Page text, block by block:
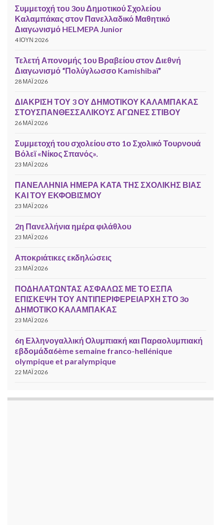
Συμμετοχή του 3ου Δημοτικού Σχολείου
Καλαμπάκας στον Πανελλαδικό Μαθητικό
Διαγωνισμό HELMEPA Junior
4 ΙΟΎΝ 2026
Τελετή Απονομής 1ου Βραβείου στον Διεθνή
Διαγωνισμό “Πολύγλωσσο Kamishibaï”
28 ΜΆΙ 2026
ΔΙΑΚΡΙΣΗ ΤΟΥ 3 ΟΥ ΔΗΜΟΤΙΚΟΥ ΚΑΛΑΜΠΑΚΑΣ
ΣΤΟΥΣΠΑΝΘΕΣΣΑΛΙΚΟΥΣ ΑΓΩΝΕΣ ΣΤΙΒΟΥ
26 ΜΆΙ 2026
Συμμετοχή του σχολείου στο 1ο Σχολικό Τουρνουά
Βόλεϊ «Νίκος Σπανός».
23 ΜΆΙ 2026
ΠΑΝΕΛΛΗΝΙΑ ΗΜΕΡΑ ΚΑΤΑ ΤΗΣ ΣΧΟΛΙΚΗΣ ΒΙΑΣ
ΚΑΙ ΤΟΥ ΕΚΦΟΒΙΣΜΟΥ
23 ΜΆΙ 2026
2η Πανελλήνια ημέρα φιλάθλου
23 ΜΆΙ 2026
Αποκριάτικες εκδηλώσεις
23 ΜΆΙ 2026
ΠΟΔΗΛΑΤΩΝΤΑΣ ΑΣΦΑΛΩΣ ΜΕ ΤΟ ΕΣΠΑ
ΕΠΙΣΚΕΨΗ ΤΟΥ ΑΝΤΙΠΕΡΙΦΕΡΕΙΑΡΧΗ ΣΤΟ 3ο
ΔΗΜΟΤΙΚΟ ΚΑΛΑΜΠΑΚΑΣ
23 ΜΆΙ 2026
6η Ελληνογαλλική Ολυμπιακή και Παραολυμπιακή
εβδομάδα6ème semaine franco-hellénique
olympique et paralympique
22 ΜΆΙ 2026